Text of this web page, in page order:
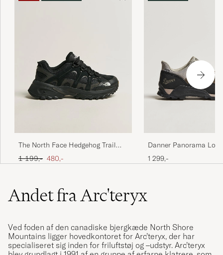
The North Face Hedgehog Trail
Shoes Black
Ordinary pris
1 199,- Nedsat pris
480,-
Danner Panorama Low
Boot Black/Olive
1 299,-
Andet fra Arc'teryx
Ved foden af den canadiske bjergkæde North Shore
Mountains ligger hovedkontoret for Arc’teryx, der har
specialiseret sig inden for friluftstøj og –udstyr. Arc’teryx